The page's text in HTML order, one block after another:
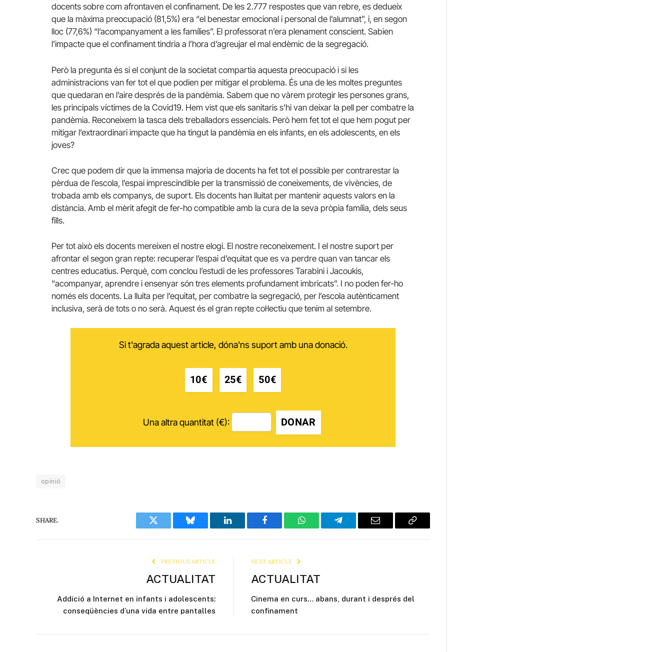
docents sobre com afrontaven el confinament. De les 2.777 respostes que van rebre, es dedueix
que la màxima preocupació (81,5%) era “el benestar emocional i personal de l’alumnat”, i, en segon
lloc (77,6%) “l’acompanyament a les famílies”. El professorat n’era plenament conscient. Sabien
l’impacte que el confinament tindria a l’hora d’agreujar el mal endèmic de la segregació.
Però la pregunta és si el conjunt de la societat compartia aquesta preocupació i si les
administracions van fer tot el que podien per mitigar el problema. És una de les moltes preguntes
que quedaran en l’aire després de la pandèmia. Sabem que no vàrem protegir les persones grans,
les principals víctimes de la Covid19. Hem vist que els sanitaris s’hi van deixar la pell per combatre la
pandèmia. Reconeixem la tasca dels treballadors essencials. Però hem fet tot el que hem pogut per
mitigar l’extraordinari impacte que ha tingut la pandèmia en els infants, en els adolescents, en els
joves?
Crec que podem dir que la immensa majoria de docents ha fet tot el possible per contrarestar la
pèrdua de l’escola, l’espai imprescindible per la transmissió de coneixements, de vivències, de
trobada amb els companys, de suport. Els docents han lluitat per mantenir aquests valors en la
distància. Amb el mèrit afegit de fer-ho compatible amb la cura de la seva pròpia família, dels seus
fills.
Per tot això els docents mereixen el nostre elogi. El nostre reconeixement. I el nostre suport per
afrontar el segon gran repte: recuperar l’espai d’equitat que es va perdre quan van tancar els
centres educatius. Perquè, com conclou l’estudi de les professores Tarabini i Jacoukis,
“acompanyar, aprendre i ensenyar són tres elements profundament imbricats”. I no poden fer-ho
només els docents. La lluita per l’equitat, per combatre la segregació, per l’escola autènticament
inclusiva, serà de tots o no serà. Aquest és el gran repte col·lectiu que tenim al setembre.
Si t'agrada aquest article, dóna'ns suport amb una donació.
10€ 25€ 50€
Una altra quantitat (€): DONAR
opinió
SHARE.
Twitter Bluesky LinkedIn Facebook WhatsAppTelegram Email
Copy
PREVIOUS ARTICLE
ACTUALITAT
Addició a Internet en infants i adolescents:
conseqüències d’una vida entre pantalles
NEXT ARTICLE
ACTUALITAT
Cinema en curs… abans, durant i després del
confinament